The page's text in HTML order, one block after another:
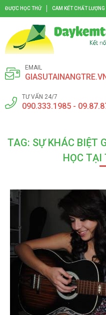
ĐƯỢC HỌC THỬ CAM KẾT CHẤT LƯỢNG
EMAIL
TƯ VẤN 24/7
090.333.1985 -
TAG: SỰ KHÁC BIỆT
HỌC TẠI